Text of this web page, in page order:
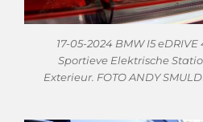
17-05-2024 BMW I5
Sportieve Elektrische
Exterieur. FOTO ANDY